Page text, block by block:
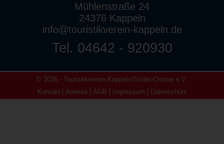
Mühlenstraße 24
24376 Kappeln
info@touristikverein-kappeln.de
Tel. 04642 - 920930
© 2026 - Touristikverein Kappeln/Schlei-Ostsee e.V.
Kontakt
Anreise AGB Impressum Datenschutz